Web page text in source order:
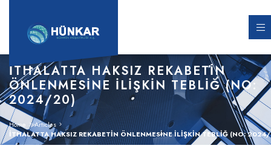
İTHALATTA HAKSIZ REKABETİN
ÖNLENMESİNE İLİŞKİN TEBLİĞ (NO:
2024/20)
Home
Articles
İTHALATTA HAKSIZ REKABETİN ÖNLENMESİNE İLİŞKİN TEBLİĞ (NO: